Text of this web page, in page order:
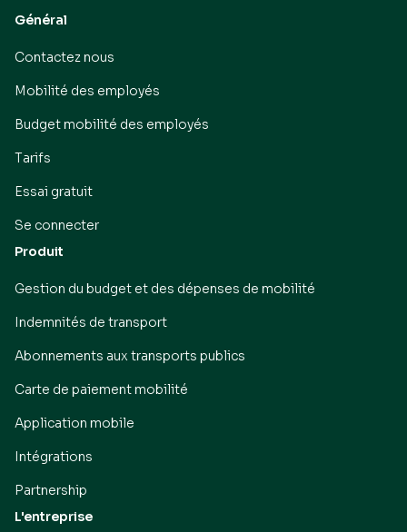
Général
Contactez nous
Mobilité des employés
Budget mobilité des employés
Tarifs
Essai gratuit
Se connecter
Produit
Gestion du budget et des dépenses de mobilité
Indemnités de transport
Abonnements aux transports publics
Carte de paiement mobilité
Application mobile
Intégrations
Partnership
L'entreprise